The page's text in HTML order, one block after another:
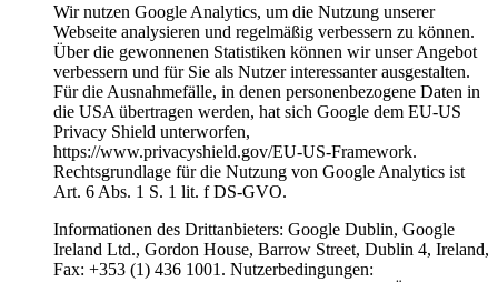
Wir nutzen Google Analytics, um die Nutzung unserer
Webseite analysieren und regelmäßig verbessern zu können.
Über die gewonnenen Statistiken können wir unser Angebot
verbessern und für Sie als Nutzer interessanter ausgestalten.
Für die Ausnahmefälle, in denen personenbezogene Daten in
die USA übertragen werden, hat sich Google dem EU-US
Privacy Shield unterworfen,
https://www.privacyshield.gov/EU-US-Framework.
Rechtsgrundlage für die Nutzung von Google Analytics ist
Art. 6 Abs. 1 S. 1 lit. f DS-GVO.
Informationen des Drittanbieters: Google Dublin, Google
Ireland Ltd., Gordon House, Barrow Street, Dublin 4, Ireland,
Fax: +353 (1) 436 1001. Nutzerbedingungen: